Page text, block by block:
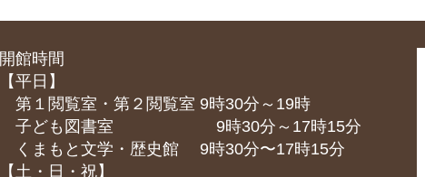
開館時間
【平日】
第１閲覧室・第２閲覧室 9時30分～19時
子ども図書室 9時30分～17時15分
くまもと⽂学・歴史館 9時30分〜17時15分
【土・日・祝】